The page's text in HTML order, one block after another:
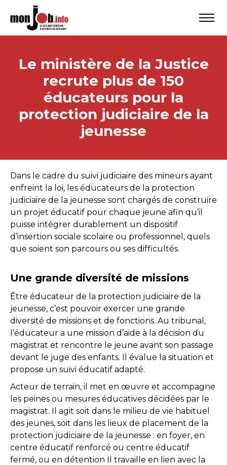
Le ministère de la Justice
recrute plus de 150
éducateurs pour la
protection judiciaire de la
jeunesse
Dans le cadre du suivi judiciaire des mineurs ayant
enfreint la loi, les éducateurs de la protection
judiciaire de la jeunesse sont chargés de construire
un projet éducatif pour chaque jeune afin qu’il
puisse intégrer durablement un dispositif
d’insertion sociale scolaire ou professionnel, quels
que soient son parcours ou ses difficultés.
Une grande diversité de missions
Être éducateur de la protection judiciaire de la
jeunesse, c’est pouvoir exercer une grande
diversité de missions et de fonctions. Au tribunal,
l’éducateur a une mission d’aide à la décision du
magistrat et rencontre le jeune avant son passage
devant le juge des enfants. Il évalue la situation et
propose un suivi éducatif adapté.
Acteur de terrain, il met en œuvre et accompagne
les peines ou mesures éducatives décidées par le
magistrat. Il agit soit dans le milieu de vie habituel
des jeunes, soit dans les lieux de placement de la
protection judiciaire de la jeunesse : en foyer, en
centre éducatif renforcé ou centre éducatif
fermé, ou en détention Il travaille en lien avec la